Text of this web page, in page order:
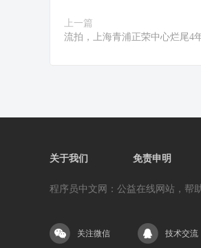
上一篇
流拍，上海青浦正荣中心烂尾4
关于我们 免责申明
程序员中文网：公益在线网站，帮
关注微信 技术交流